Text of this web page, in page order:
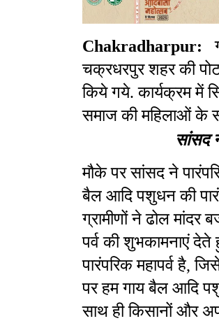
Chakradharpur:
चक्रधरपुर शहर की
किये गये. कार्यक्रम में
समाज की महिलाओं के
सांसद
मौके पर सांसद ने
बैल आदि पशुधन की
ग्रामीणों ने ढोल मांदर
पर्व की शुभकामनाएं देते
पारंपरिक महापर्व है,
पर हम गाय बैल आदि
साथ ही किसानों और